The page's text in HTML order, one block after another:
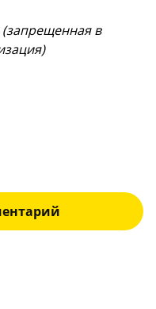
в